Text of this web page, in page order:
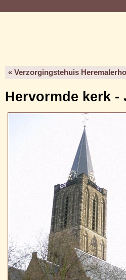
« Verzorgingstehuis
Hervormde kerk -